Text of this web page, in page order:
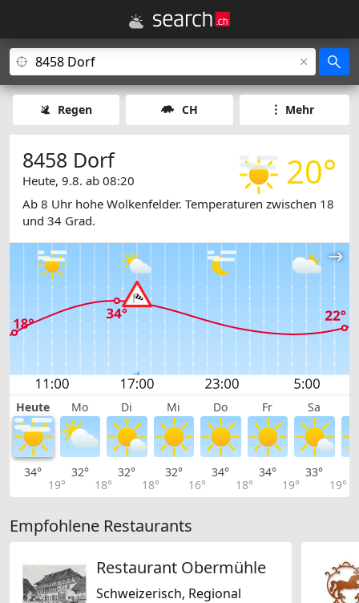
Regen CH Mehr
20°
8458 Dorf
Heute, 9.8. ab 08:20
Ab 8 Uhr hohe Wolkenfelder. Temperaturen zwischen 18
und 34 Grad.
Heute Mo Di Mi Do Fr Sa
34°
19°
32°
18°
32°
18°
32°
16°
34°
18°
34°
19°
33°
19°
Empfohlene Restaurants
Restaurant Obermühle
Schweizerisch, Regional